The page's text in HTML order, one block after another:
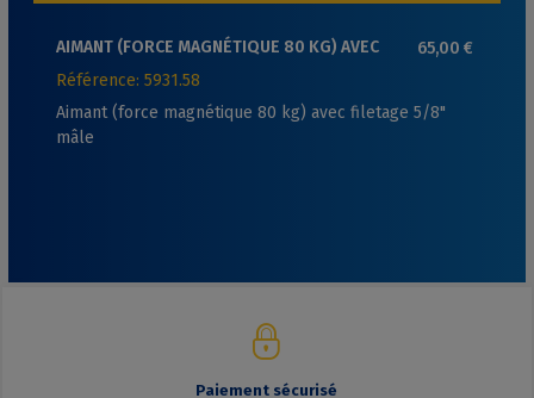
AIMANT (FORCE MAGNÉTIQUE 80 KG) AVEC
FILETAGE 5/8" MÂLE
65,00 €
Référence: 5931.58
Aimant (force magnétique 80 kg) avec filetage 5/8"
mâle
Paiement sécurisé